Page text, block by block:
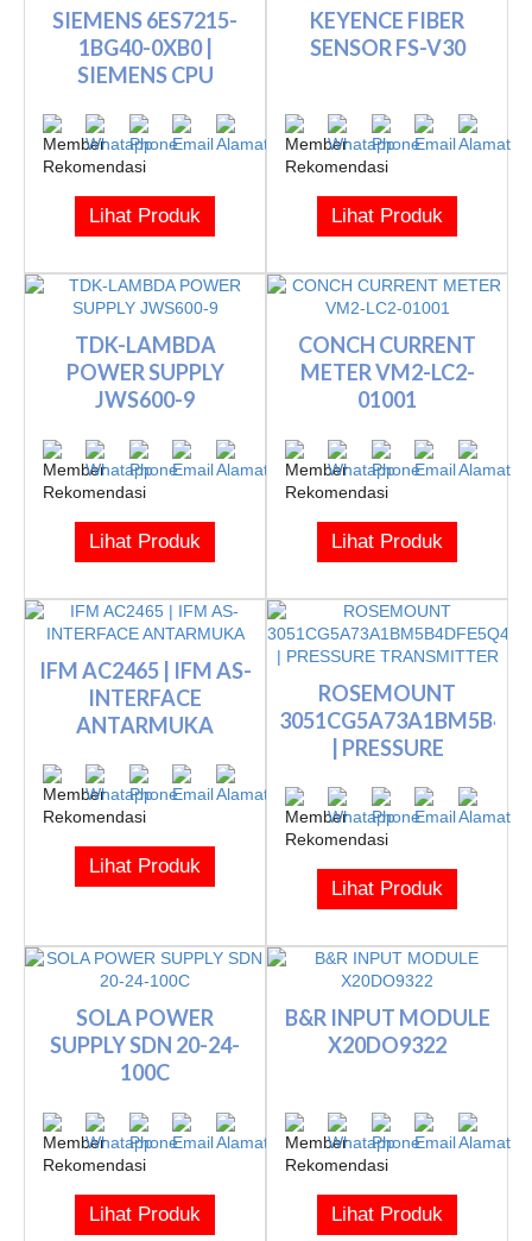
SIEMENS 6ES7215-
1BG40-0XB0 |
SIEMENS CPU
Lihat Produk
KEYENCE FIBER
SENSOR FS-V30
Lihat Produk
TDK-LAMBDA
POWER SUPPLY
JWS600-9
Lihat Produk
CONCH CURRENT
METER VM2-LC2-
01001
Lihat Produk
IFM AC2465 | IFM AS-
INTERFACE
ANTARMUKA
Lihat Produk
ROSEMOUNT
| PRESSURE
Lihat Produk
SOLA POWER
SUPPLY SDN 20-24-
100C
Lihat Produk
B&R INPUT MODULE
X20DO9322
Lihat Produk